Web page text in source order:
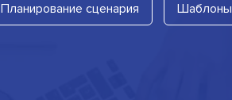
Планирование сценария Шаблоны